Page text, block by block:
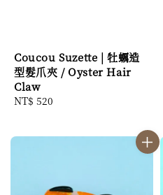
Coucou Suzette | 牡蠣造
型髮爪夾 / Oyster Hair
Claw
Regular
NT$ 520